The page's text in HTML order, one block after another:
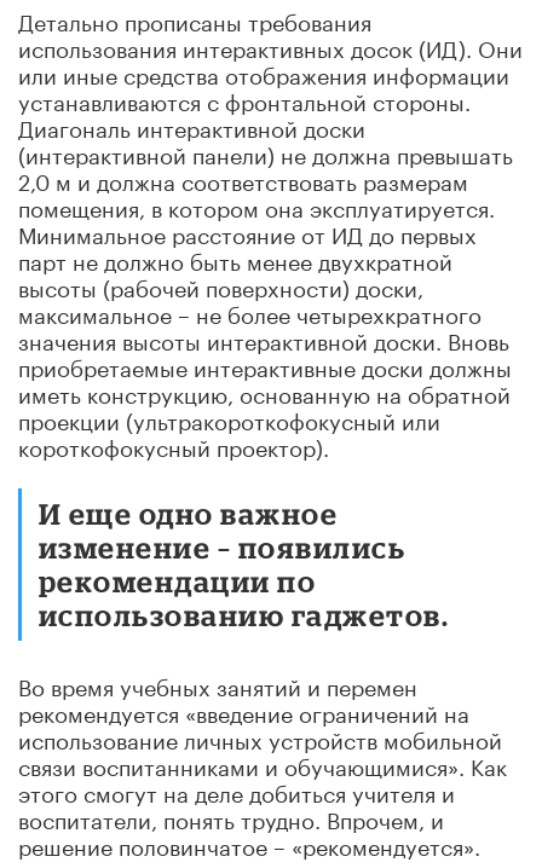
Детально прописаны требования
использования интерактивных досок (ИД). Они
или иные средства отображения информации
устанавливаются с фронтальной стороны.
Диагональ интерактивной доски
(интерактивной панели) не должна превышать
2,0 м и должна соответствовать размерам
помещения, в котором она эксплуатируется.
Минимальное расстояние от ИД до первых
парт не должно быть менее двухкратной
высоты (рабочей поверхности) доски,
максимальное – не более четырехкратного
значения высоты интерактивной доски. Вновь
приобретаемые интерактивные доски должны
иметь конструкцию, основанную на обратной
проекции (ультракороткофокусный или
короткофокусный проектор).
И еще одно важное
изменение – появились
рекомендации по
использованию гаджетов.
Во время учебных занятий и перемен
рекомендуется «введение ограничений на
использование личных устройств мобильной
связи воспитанниками и обучающимися». Как
этого смогут на деле добиться учителя и
воспитатели, понять трудно. Впрочем, и
решение половинчатое – «рекомендуется».